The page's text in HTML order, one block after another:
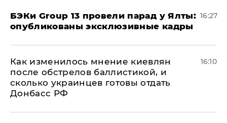
​БЭКи Group 13 провели парад у Ялты:
опубликованы эксклюзивные кадры
16:27
Как изменилось мнение киевлян
после обстрелов баллистикой, и
сколько украинцев готовы отдать
Донбасс РФ
16:10